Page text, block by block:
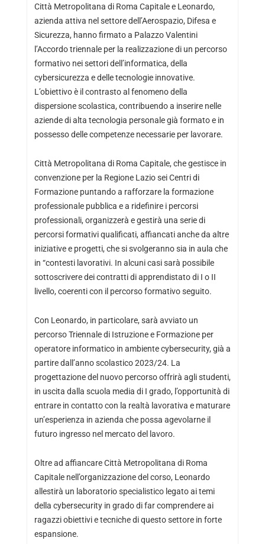
Città Metropolitana di Roma Capitale e Leonardo,
azienda attiva nel settore dell’Aerospazio, Difesa e
Sicurezza, hanno firmato a Palazzo Valentini
l’Accordo triennale per la realizzazione di un percorso
formativo nei settori dell’informatica, della
cybersicurezza e delle tecnologie innovative.
L’obiettivo è il contrasto al fenomeno della
dispersione scolastica, contribuendo a inserire nelle
aziende di alta tecnologia personale già formato e in
possesso delle competenze necessarie per lavorare.
Città Metropolitana di Roma Capitale, che gestisce in
convenzione per la Regione Lazio sei Centri di
Formazione puntando a rafforzare la formazione
professionale pubblica e a ridefinire i percorsi
professionali, organizzerà e gestirà una serie di
percorsi formativi qualificati, affiancati anche da altre
iniziative e progetti, che si svolgeranno sia in aula che
in “contesti lavorativi. In alcuni casi sarà possibile
sottoscrivere dei contratti di apprendistato di I o II
livello, coerenti con il percorso formativo seguito.
Con Leonardo, in particolare, sarà avviato un
percorso Triennale di Istruzione e Formazione per
operatore informatico in ambiente cybersecurity, già a
partire dall’anno scolastico 2023/24. La
progettazione del nuovo percorso offrirà agli studenti,
in uscita dalla scuola media di I grado, l’opportunità di
entrare in contatto con la realtà lavorativa e maturare
un’esperienza in azienda che possa agevolarne il
futuro ingresso nel mercato del lavoro.
Oltre ad affiancare Città Metropolitana di Roma
Capitale nell’organizzazione del corso, Leonardo
allestirà un laboratorio specialistico legato ai temi
della cybersecurity in grado di far comprendere ai
ragazzi obiettivi e tecniche di questo settore in forte
espansione.